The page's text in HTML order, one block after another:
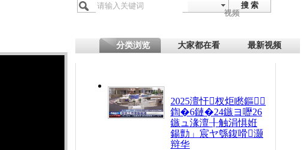
搜 索
视频
分类浏览 大家都在看 最新视频
2025澶忓杈炬矁鏂
鍧�6鏈�24鏃ヨ嚦26
鏃ュ湪澶╂触涓惧姙
鍚勯」宸ヤ綔鍑嗗灏
辩华